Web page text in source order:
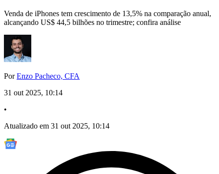
Venda de iPhones tem crescimento de 13,5% na comparação anual,
alcançando US$ 44,5 bilhões no trimestre; confira análise
PorEnzo Pacheco, CFA
31 out 2025, 10:14
•
Atualizado em 31 out 2025, 10:14